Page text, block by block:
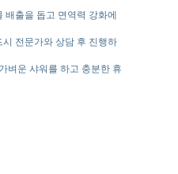
출을 돕고 면역력 강화에
전문가와 상담 후 진행하
벼운 샤워를 하고 충분한 휴